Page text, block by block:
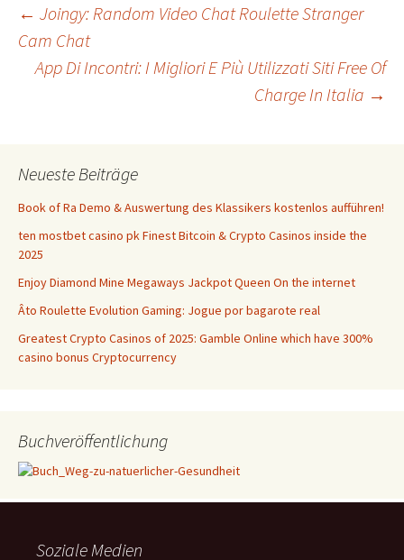
Beitrags-
Navigation
← Joingy: Random Video Chat Roulette Stranger
Cam Chat
App Di Incontri: I Migliori E Più Utilizzati Siti Free Of
Charge In Italia →
Neueste Beiträge
Book of Ra Demo & Auswertung des Klassikers kostenlos aufführen!
ten mostbet casino pk Finest Bitcoin & Crypto Casinos inside the
2025
Enjoy Diamond Mine Megaways Jackpot Queen On the internet
Âto Roulette Evolution Gaming: Jogue por bagarote real
Greatest Crypto Casinos of 2025: Gamble Online which have 300%
casino bonus Cryptocurrency
Buchveröffentlichung
Soziale Medien